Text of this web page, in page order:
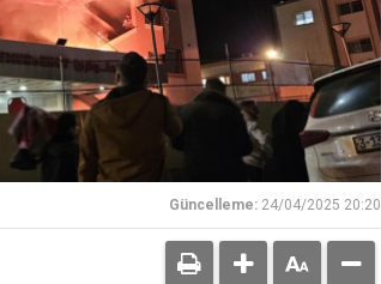
Güncelleme: 24/04/2025 20:20